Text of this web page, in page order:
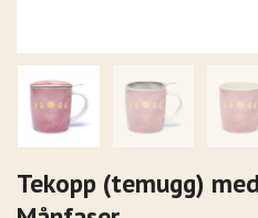
Tekopp (temugg)